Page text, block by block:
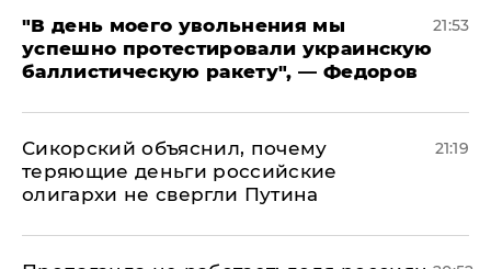
​"В день моего увольнения мы
успешно протестировали украинскую
баллистическую ракету", — Федоров
21:53
Сикорский объяснил, почему
теряющие деньги российские
олигархи не свергли Путина
21:19